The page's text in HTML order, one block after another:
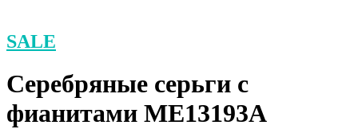
SALE
Серебряные серьги с
фианитами ME13193A